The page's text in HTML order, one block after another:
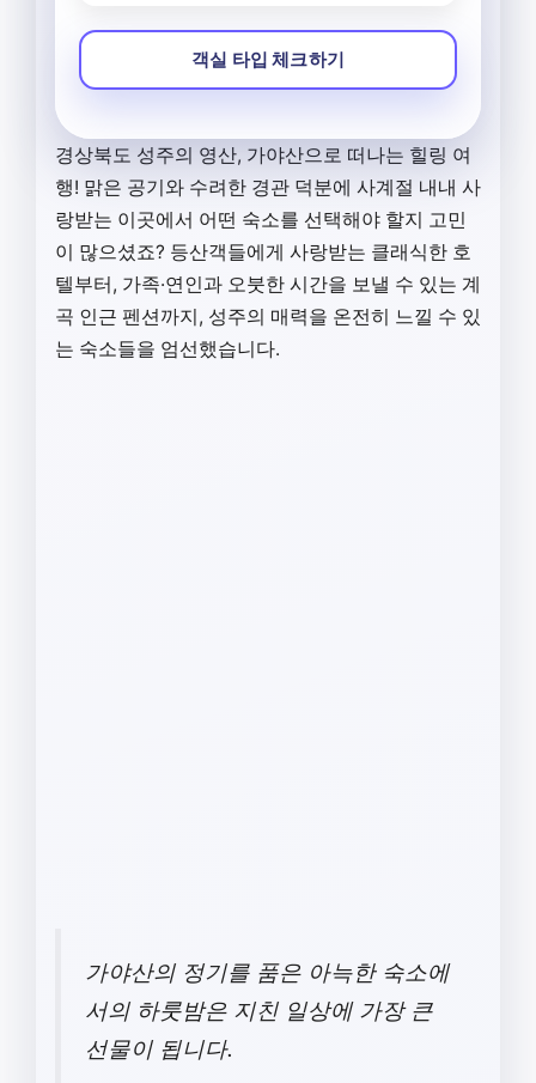
객실 타입 체크하기
경상북도 성주의 영산, 가야산으로 떠나는 힐링 여
행! 맑은 공기와 수려한 경관 덕분에 사계절 내내 사
랑받는 이곳에서 어떤 숙소를 선택해야 할지 고민
이 많으셨죠? 등산객들에게 사랑받는 클래식한 호
텔부터, 가족·연인과 오붓한 시간을 보낼 수 있는 계
곡 인근 펜션까지, 성주의 매력을 온전히 느낄 수 있
는 숙소들을 엄선했습니다.
가야산의 정기를 품은 아늑한 숙소에
서의 하룻밤은 지친 일상에 가장 큰
선물이 됩니다.